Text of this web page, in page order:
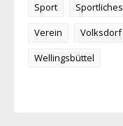
Sport
Sportliches
Verein
Volksdorf
Wellingsbüttel